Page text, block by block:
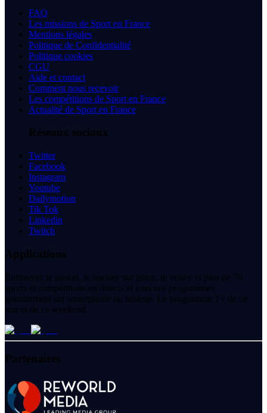
FAQ
Les missions de Sport en France
Mentions légales
Politique de Confidentialité
Politique cookies
CGU
Aide et contact
Comment nous recevoir
Les compétitions de Sport en France
Actualité de Sport en France
Réseaux sociaux
Twitter
Facebook
Instagram
Youtube
Dailymotion
Tik Tok
Linkedin
Twitch
Applications
Retrouvez le basket, le hockey sur glace, le volley et plus de 70
sports et compétitions en directs et tous nos programmes
gratuitement sur smartphone ou tablette. Le programme Tv de ce
soir et de ce weekend.
Partenaires